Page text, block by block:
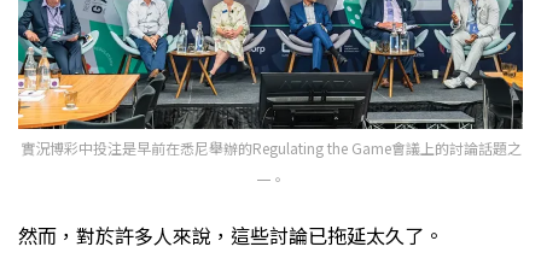
實況博彩中投注是早前在悉尼舉辦的Regulating the Game會議上的討論話題之
一。
然而，對於許多人來說，這些討論已拖延太久了。